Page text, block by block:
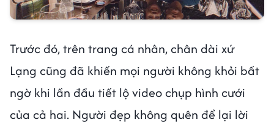
Trước đó, trên trang cá nhân, chân dài xứ
Lạng cũng đã khiến mọi người không khỏi bất
ngờ khi lần đầu tiết lộ video chụp hình cưới
của cả hai. Người đẹp không quên để lại lời